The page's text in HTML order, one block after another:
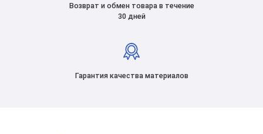
Возврат и обмен товара в течение
30 дней
Гарантия качества материалов